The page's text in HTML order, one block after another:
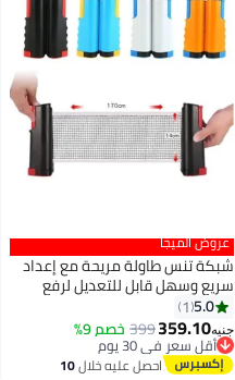
عروض الميجا
شبكة تنس طاولة مريحة مع إعداد
سريع وسهل قابل للتعديل لرفع
مستوى لعبك ( متعدد الألوان )
5.0
1
جنيه359.10
399 خصم 9% أقل سعر في 30 يوم
توصيل مجاني
أقل سعر في 30 يوماحصل عليه خلال10